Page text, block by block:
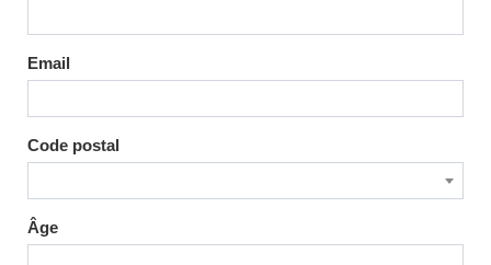
Email
Code postal
Âge